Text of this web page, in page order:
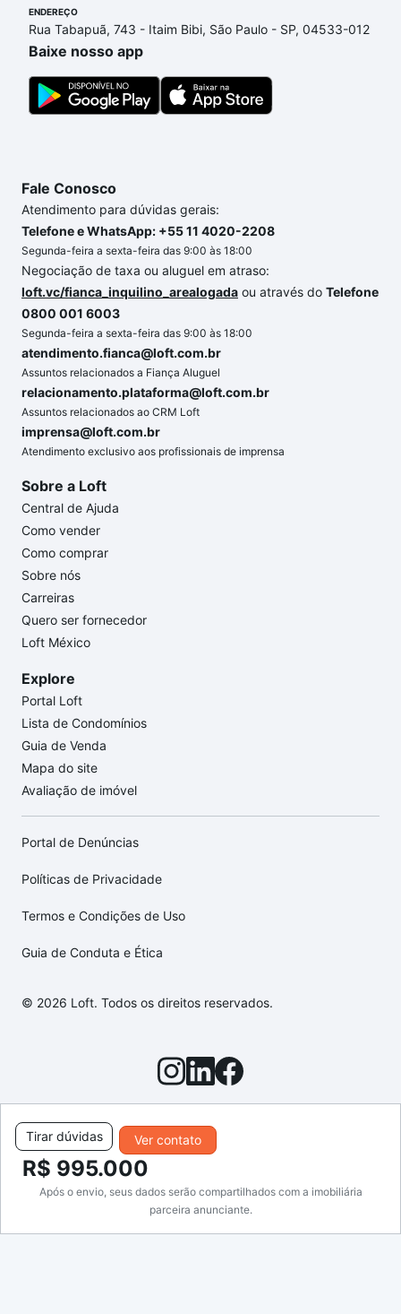
Ver contato
Tirar dúvidas
R$ 995.000
Após o envio, seus dados serão compartilhados com a imobiliária
parceira anunciante.
ENDEREÇO
Rua Tabapuã, 743 - Itaim Bibi, São Paulo - SP, 04533-012
Baixe nosso app
Fale Conosco
Atendimento para dúvidas gerais:
Telefone e WhatsApp: +55 11 4020-2208
Segunda-feira a sexta-feira das 9:00 às 18:00
Negociação de taxa ou aluguel em atraso:
loft.vc/fianca_inquilino_arealogada ou através do Telefone
0800 001 6003
Segunda-feira a sexta-feira das 9:00 às 18:00
atendimento.fianca@loft.com.br
Assuntos relacionados a Fiança Aluguel
relacionamento.plataforma@loft.com.br
Assuntos relacionados ao CRM Loft
imprensa@loft.com.br
Atendimento exclusivo aos profissionais de imprensa
Sobre a Loft
Central de Ajuda
Como vender
Como comprar
Sobre nós
Carreiras
Quero ser fornecedor
Loft México
Explore
Portal Loft
Lista de Condomínios
Guia de Venda
Mapa do site
Avaliação de imóvel
Portal de Denúncias
Políticas de Privacidade
Termos e Condições de Uso
Guia de Conduta e Ética
© 2026 Loft. Todos os direitos reservados.